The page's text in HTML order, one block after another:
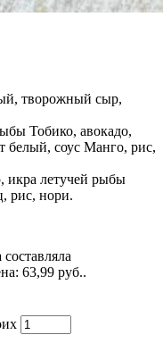
творожный сыр,
Тобико, авокадо,
белый, соус Манго, рис,
икра летучей рыбы
рис, нори.
63,99 руб..